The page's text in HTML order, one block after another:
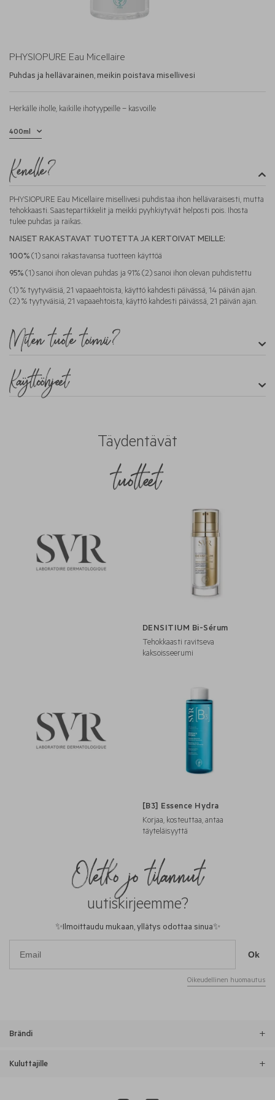
PHYSIOPURE Eau Micellaire
Puhdas ja hellävarainen, meikin poistava misellivesi
Herkälle iholle, kaikille ihotyypeille – kasvoille
Kenelle?
PHYSIOPURE Eau Micellaire misellivesi puhdistaa ihon hellävaraisesti, mutta
tehokkaasti. Saastepartikkelit ja meikki pyyhkiytyvät helposti pois. Ihosta
tulee puhdas ja raikas.
NAISET RAKASTAVAT TUOTETTA JA KERTOIVAT MEILLE:
100% (1) sanoi rakastavansa tuotteen käyttöä
95% (1) sanoi ihon olevan puhdas ja 91% (2) sanoi ihon olevan puhdistettu
(1) % tyytyväisiä, 21 vapaaehtoista, käyttö kahdesti päivässä, 14 päivän ajan.
(2) % tyytyväisiä, 21 vapaaehtoista, käyttö kahdesti päivässä, 21 päivän ajan.
Miten tuote toimii?
Käyttöohjeet
Täydentävät
tuotteet
DENSITIUM Bi-Sérum
Tehokkaasti ravitseva
kaksoisseerumi
[B3] Essence Hydra
Korjaa, kosteuttaa, antaa
täyteläisyyttä
Oletko jo tilannut
uutiskirjeemme?
✨Ilmoittaudu mukaan, yllätys odottaa sinua✨
Ok
Oikeudellinen huomautus
Brändi
Kuluttajille